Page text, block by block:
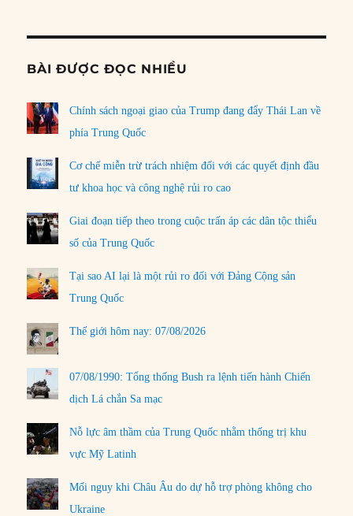
BÀI ĐƯỢC ĐỌC NHIỀU
Chính sách ngoại giao của Trump đang đẩy Thái Lan về
phía Trung Quốc
Cơ chế miễn trừ trách nhiệm đối với các quyết định đầu
tư khoa học và công nghệ rủi ro cao
Giai đoạn tiếp theo trong cuộc trấn áp các dân tộc thiểu
số của Trung Quốc
Tại sao AI lại là một rủi ro đối với Đảng Cộng sản
Trung Quốc
Thế giới hôm nay: 07/08/2026
07/08/1990: Tổng thống Bush ra lệnh tiến hành Chiến
dịch Lá chắn Sa mạc
Nỗ lực âm thầm của Trung Quốc nhằm thống trị khu
vực Mỹ Latinh
Mối nguy khi Châu Âu do dự hỗ trợ phòng không cho
Ukraine